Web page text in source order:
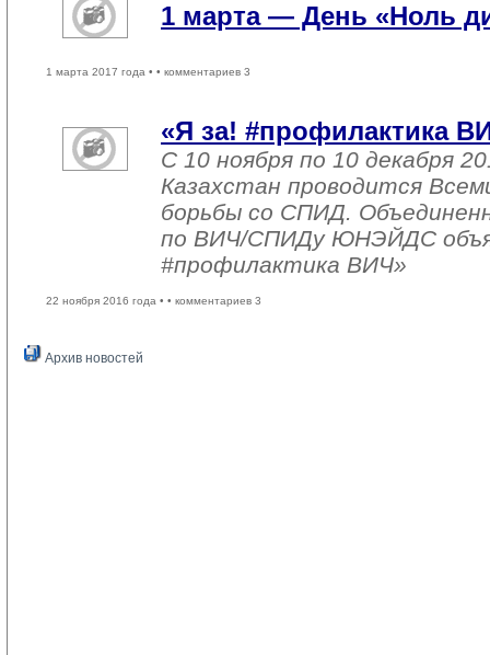
1 марта — День «Ноль
1 марта 2017 года • • комментариев 3
«Я за! #профилактика
С 10 ноября по 10 декабря
Казахстан проводится
борьбы со СПИД.
по ВИЧ/СПИДу ЮНЭЙДС
#профилактика ВИЧ»
22 ноября 2016 года • • комментариев 3
Архив новостей